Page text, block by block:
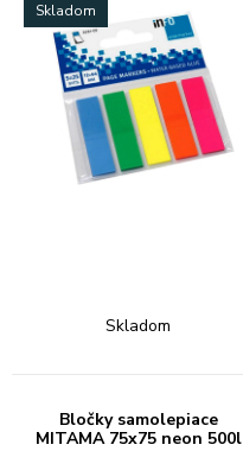
Skladom
Skladom
Bločky samolepiace
MITAMA 75x75 neon 500l